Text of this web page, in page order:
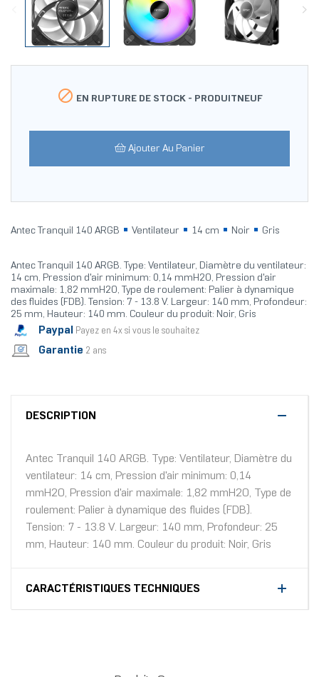
 EN RUPTURE DE STOCK - PRODUITNEUF
Ajouter Au Panier
Antec Tranquil 140 ARGB Ventilateur 14 cm Noir Gris
Antec Tranquil 140 ARGB. Type: Ventilateur, Diamètre du ventilateur:
14 cm, Pression d'air minimum: 0,14 mmH2O, Pression d'air
maximale: 1,82 mmH2O, Type de roulement: Palier à dynamique
des fluides (FDB). Tension: 7 - 13.8 V. Largeur: 140 mm, Profondeur:
25 mm, Hauteur: 140 mm. Couleur du produit: Noir, Gris
Paypal Payez en 4x si vous le souhaitez
Garantie 2 ans
DESCRIPTION
Antec Tranquil 140 ARGB. Type: Ventilateur, Diamètre du
ventilateur: 14 cm, Pression d'air minimum: 0,14
mmH2O, Pression d'air maximale: 1,82 mmH2O, Type de
roulement: Palier à dynamique des fluides (FDB).
Tension: 7 - 13.8 V. Largeur: 140 mm, Profondeur: 25
mm, Hauteur: 140 mm. Couleur du produit: Noir, Gris
CARACTÉRISTIQUES TECHNIQUES